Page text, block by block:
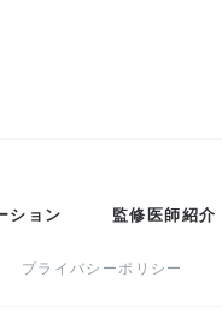
ション 監修医師紹介
プライバシーポリシー